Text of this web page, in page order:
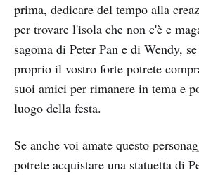
prima, dedicare del tempo alla
per trovare l'isola che non c'è e
sagoma di Peter Pan e di Wendy,
proprio il vostro forte potrete
suoi amici per rimanere in tema e
luogo della festa.
Se anche voi amate questo
potrete acquistare una statuetta di